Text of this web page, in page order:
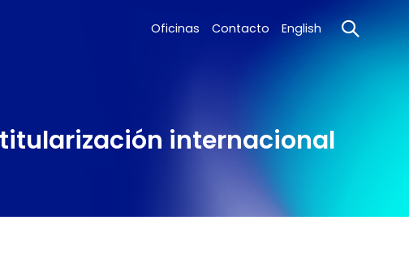
Oficinas Contacto English
titularización internacional